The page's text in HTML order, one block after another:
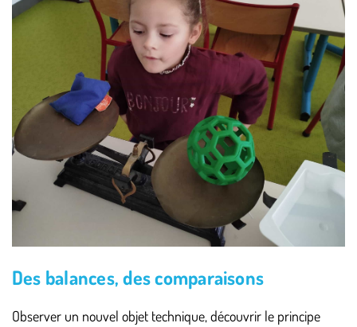
Des balances, des comparaisons
Observer un nouvel objet technique, découvrir le principe